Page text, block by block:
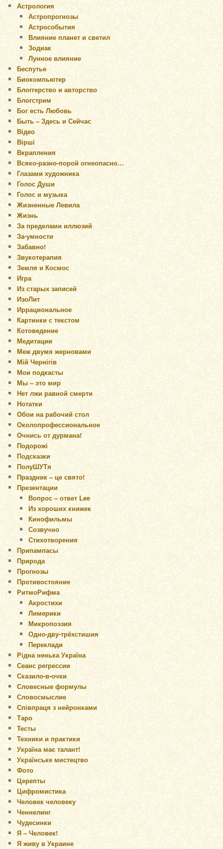
Астрология
Астропрогнозы
Астрособытия
Влияние планет и светил
Зодиак
Лунное влияние
Беспутье
Биокомпьютер
Блоггерство и авторство
Блогстрим
Бог есть Любовь
Быть – Здесь и Сейчас
Відео
Вірші
Вкрапления
Всяко-разно-порой огнеопасно…
Глазами художника
Голос Души
Голос и музыка
Жизненные Левила
Жизнь
За пределами иллюзий
За-умности
Забавно!
Звукотерапия
Земля и Космос
Игра
Из старых записей
ИзоЛит
Иррациональное
Картинки с текстом
Котоведение
Медитации
Меж двумя жерновами
Мій Чернігів
Мои подкасты
Мы – это мир
Нет лжи равной смерти
Нотатки
Обои на рабочий стол
Околопрофессиональное
Очнись от дурмана!
Подорожі
Подсказки
ПолуШУТя
Праздник – це свято!
Презентации
Вопрос – ответ Lee
Из хороших книжек
Кинофильмы
Созвучно
Стихотворения
Припампасы
Природа
Прогнозы
Противостояние
РитмоРифма
Акростихи
Лимерики
Микропоэзия
Одно-дву-трёхстишия
Переклади
Рідна ненька Україна
Сеанс регрессии
Сказило-в-очки
Словесные формулы
Словосмыслие
Співпраця з нейронками
Таро
Тесты
Техники и практики
Україна має талант!
Українське мистецтво
Фото
Церепты
Цифромистика
Человек человеку
Ченнелинг
Чудесинки
Я – Человек!
Я живу в Украине